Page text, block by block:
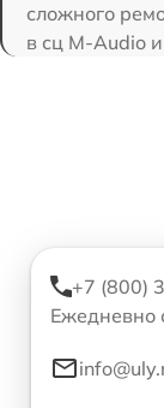
сложного
в сц M-Audio
+7 (800)
Ежедневно